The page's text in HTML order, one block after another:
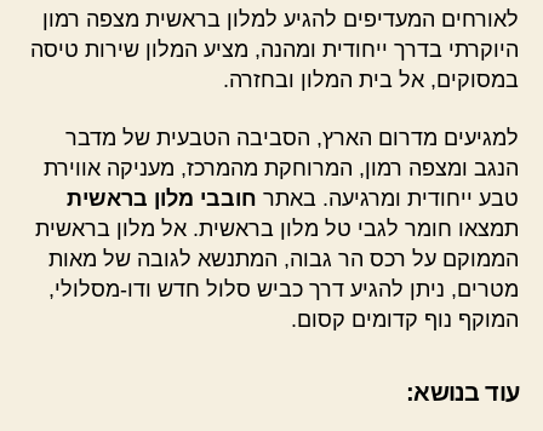
לאורחים המעדיפים להגיע למלון בראשית מצפה רמון
היוקרתי בדרך ייחודית ומהנה, מציע המלון שירות טיסה
במסוקים, אל בית המלון ובחזרה.
למגיעים מדרום הארץ, הסביבה הטבעית של מדבר
הנגב ומצפה רמון, המרוחקת מהמרכז, מעניקה אווירת
טבע ייחודית ומרגיעה. באתר חובבי מלון בראשית
תמצאו חומר לגבי טל מלון בראשית. אל מלון בראשית
הממוקם על רכס הר גבוה, המתנשא לגובה של מאות
מטרים, ניתן להגיע דרך כביש סלול חדש ודו-מסלולי,
המוקף נוף קדומים קסום.
עוד בנושא: